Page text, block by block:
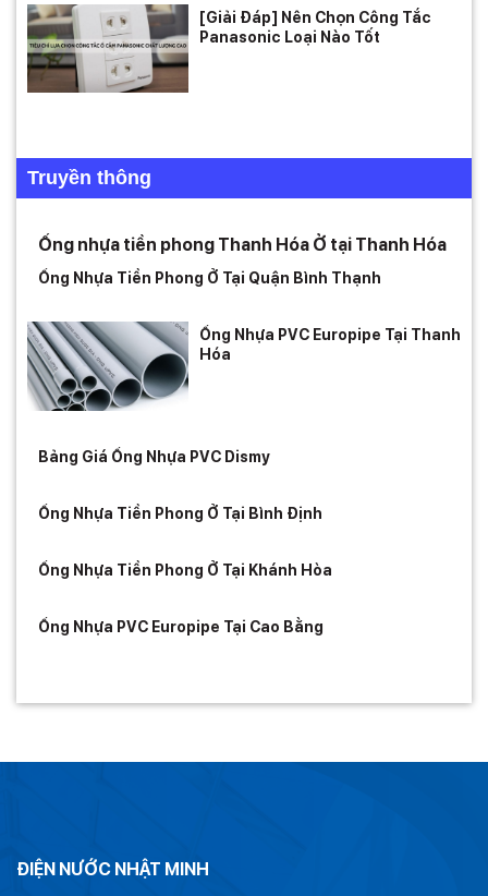
[Giải Đáp] Nên Chọn Công Tắc
Panasonic Loại Nào Tốt
Truyền thông
Ống nhựa tiền phong Thanh Hóa Ở tại Thanh Hóa
Ống Nhựa Tiền Phong Ở Tại Quận Bình Thạnh
Ống Nhựa PVC Europipe Tại Thanh
Hóa
Bảng Giá Ống Nhựa PVC Dismy
Ống Nhựa Tiền Phong Ở Tại Bình Định
Ống Nhựa Tiền Phong Ở Tại Khánh Hòa
Ống Nhựa PVC Europipe Tại Cao Bằng
ĐIỆN NƯỚC NHẬT MINH